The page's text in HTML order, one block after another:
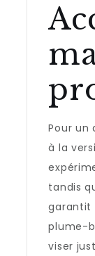
Pour
à la
tandis
garantit
plume-
viser